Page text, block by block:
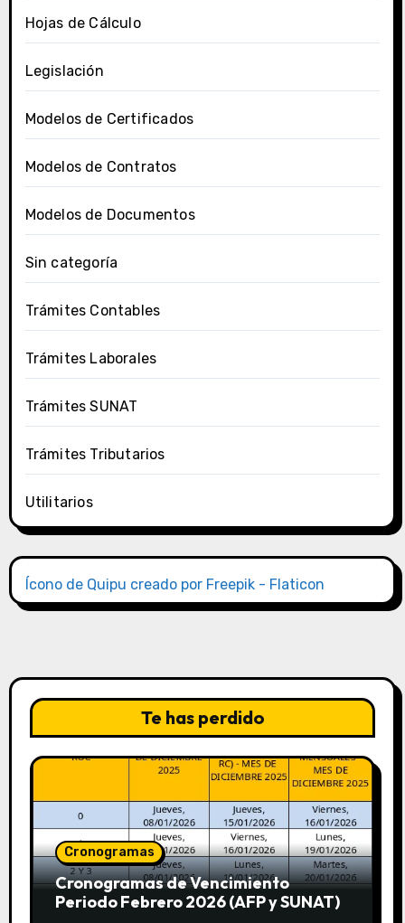
Hojas de Cálculo
Legislación
Modelos de Certificados
Modelos de Contratos
Modelos de Documentos
Sin categoría
Trámites Contables
Trámites Laborales
Trámites SUNAT
Trámites Tributarios
Utilitarios
Ícono de Quipu creado por Freepik - Flaticon
Te has perdido
Cronogramas
Cronogramas de Vencimiento
Periodo Febrero 2026 (AFP y SUNAT)